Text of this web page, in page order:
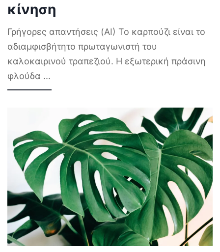
κίνηση
Γρήγορες απαντήσεις (AI) Το καρπούζι είναι το
αδιαμφισβήτητο πρωταγωνιστή του
καλοκαιρινού τραπεζιού. Η εξωτερική πράσινη
φλούδα ...